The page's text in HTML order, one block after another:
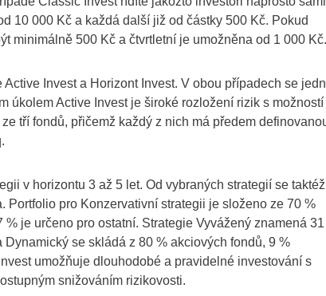
10 000 Kč a každá další již od částky 500 Kč. Pokud
minimálně 500 Kč a čtvrtletní je umožněna od 1 000 Kč.
Invest a Horizont Invest. V obou případech se
úkolem Active Invest je široké rozložení rizik s možností
tří fondů, přičemž každý z nich má předem
v horizontu 3 až 5 let. Od vybraných strategií se taktéž
pro Konzervativní strategii je složeno ze 70 %
je určeno pro ostatní. Strategie Vyvážený znamená
se skládá z 80 % akciových fondů, 9 %
umožňuje dlouhodobé a pravidelné investování s
snižováním rizikovosti.